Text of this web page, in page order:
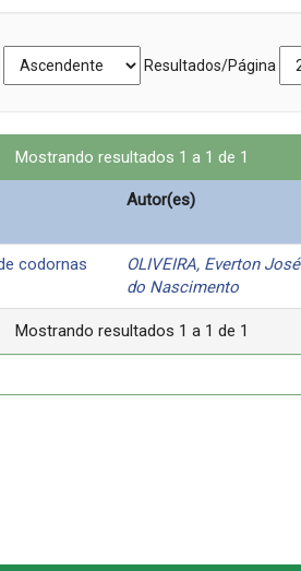
Resultados/Página
Mostrando resultados 1 a 1 de 1
Autor(es)
codornas
OLIVEIRA, Everton José
do Nascimento
Mostrando resultados 1 a 1 de 1